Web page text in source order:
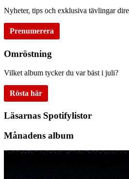
Nyheter, tips och exklusiva tävlingar
Prenumerera
Omröstning
Vilket album tycker du var bäst i juli?
Rösta här
Läsarnas Spotifylistor
Månadens album